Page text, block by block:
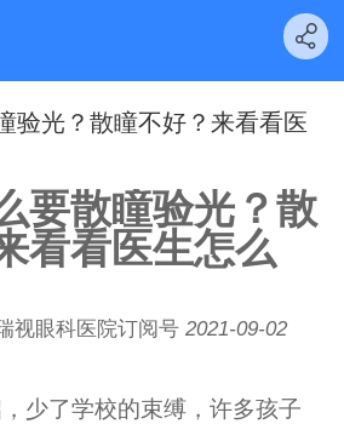
验光？散瞳不好？来看看医
要散瞳验光？散
看看医生怎么
视眼科医院订阅号2021-09-02
少了学校的束缚，许多孩子